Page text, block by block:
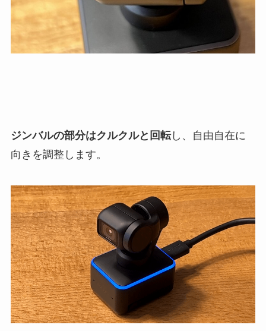
ジンバルの部分はクルクルと回転し、自由自在に
向きを調整します。